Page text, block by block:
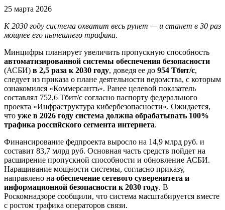
25 марта 2026
К 2030 году система охватит весь рунет — и станет в 30 раз
мощнее его нынешнего трафика.
Минцифры планирует увеличить пропускную способность
автоматизированной системы обеспечения безопасности
(АСБИ) в 2,5 раза к 2030 году, доведя ее до 954 Тбит/с,
следует из приказа о плане деятельности ведомства, с которым
ознакомился «Коммерсантъ». Ранее целевой показатель
составлял 752,6 Тбит/с согласно паспорту федерального
проекта «Инфраструктура кибербезопасности». Ожидается,
что уже в 2026 году система должна обрабатывать 100%
трафика российского сегмента интернета.
Финансирование федпроекта выросло на 14,9 млрд руб. и
составит 83,7 млрд руб. Основная часть средств пойдет на
расширение пропускной способности и обновление АСБИ.
Наращивание мощности системы, согласно приказу,
направлено на обеспечение сетевого суверенитета и
информационной безопасности к 2030 году. В
Роскомнадзоре сообщили, что система масштабируется вместе
с ростом трафика операторов связи.